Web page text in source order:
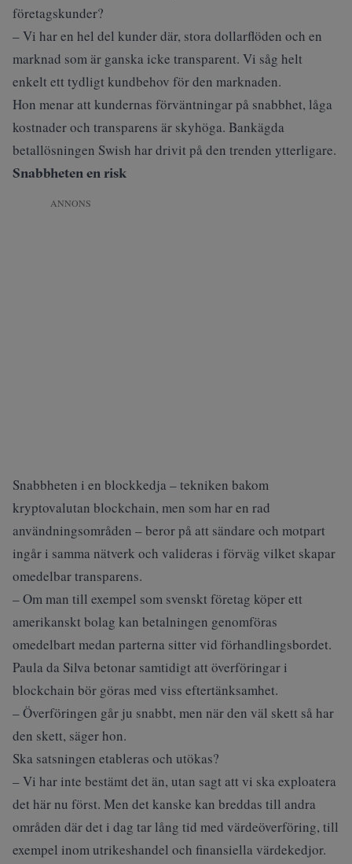
företagskunder?
– Vi har en hel del kunder där, stora dollarflöden och en
marknad som är ganska icke transparent. Vi såg helt
enkelt ett tydligt kundbehov för den marknaden.
Hon menar att kundernas förväntningar på snabbhet, låga
kostnader och transparens är skyhöga. Bankägda
betallösningen Swish har drivit på den trenden ytterligare.
Snabbheten en risk
ANNONS
Snabbheten i en blockkedja – tekniken bakom
kryptovalutan blockchain, men som har en rad
användningsområden – beror på att sändare och motpart
ingår i samma nätverk och valideras i förväg vilket skapar
omedelbar transparens.
– Om man till exempel som svenskt företag köper ett
amerikanskt bolag kan betalningen genomföras
omedelbart medan parterna sitter vid förhandlingsbordet.
Paula da Silva betonar samtidigt att överföringar i
blockchain bör göras med viss eftertänksamhet.
– Överföringen går ju snabbt, men när den väl skett så har
den skett, säger hon.
Ska satsningen etableras och utökas?
– Vi har inte bestämt det än, utan sagt att vi ska exploatera
det här nu först. Men det kanske kan breddas till andra
områden där det i dag tar lång tid med värdeöverföring, till
exempel inom utrikeshandel och finansiella värdekedjor.